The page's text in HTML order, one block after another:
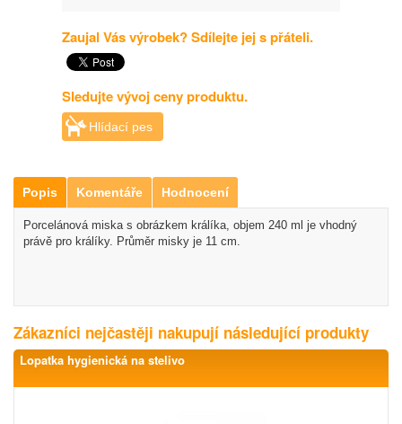
Zaujal Vás výrobek? Sdílejte jej s přáteli.
Sledujte vývoj ceny produktu.
Hlídací pes
Popis Komentáře Hodnocení
Porcelánová miska s obrázkem králíka, objem 240 ml je vhodný
právě pro králíky. Průměr misky je 11 cm.
Zákazníci nejčastěji nakupují následující produkty
Lopatka hygienická na stelivo